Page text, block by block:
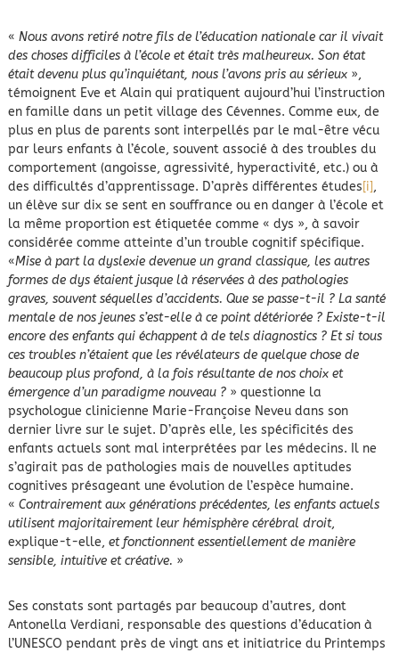
« Nous avons retiré notre fils de l’éducation nationale car il vivait
des choses difficiles à l’école et était très malheureux. Son état
était devenu plus qu’inquiétant, nous l’avons pris au sérieux »,
témoignent Eve et Alain qui pratiquent aujourd’hui l’instruction
en famille dans un petit village des Cévennes. Comme eux, de
plus en plus de parents sont interpellés par le mal-être vécu
par leurs enfants à l’école, souvent associé à des troubles du
comportement (angoisse, agressivité, hyperactivité, etc.) ou à
des difficultés d’apprentissage. D’après différentes études[i],
un élève sur dix se sent en souffrance ou en danger à l’école et
la même proportion est étiquetée comme « dys », à savoir
considérée comme atteinte d’un trouble cognitif spécifique.
«Mise à part la dyslexie devenue un grand classique, les autres
formes de dys étaient jusque là réservées à des pathologies
graves, souvent séquelles d’accidents. Que se passe-t-il ? La santé
mentale de nos jeunes s’est-elle à ce point détériorée ? Existe-t-il
encore des enfants qui échappent à de tels diagnostics ? Et si tous
ces troubles n’étaient que les révélateurs de quelque chose de
beaucoup plus profond, à la fois résultante de nos choix et
émergence d’un paradigme nouveau ?» questionne la
psychologue clinicienne Marie-Françoise Neveu dans son
dernier livre sur le sujet. D’après elle, les spécificités des
enfants actuels sont mal interprétées par les médecins. Il ne
s’agirait pas de pathologies mais de nouvelles aptitudes
cognitives présageant une évolution de l’espèce humaine.
« Contrairement aux générations précédentes, les enfants actuels
utilisent majoritairement leur hémisphère cérébral droit,
explique-t-elle, et fonctionnent essentiellement de manière
sensible, intuitive et créative. »
Ses constats sont partagés par beaucoup d’autres, dont
Antonella Verdiani, responsable des questions d’éducation à
l’UNESCO pendant près de vingt ans et initiatrice du Printemps